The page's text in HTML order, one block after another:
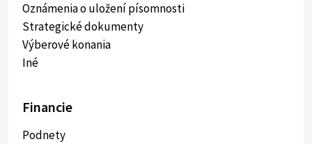
Oznámenia o uložení písomnosti
Strategické dokumenty
Výberové konania
Iné
Financie
Podnety